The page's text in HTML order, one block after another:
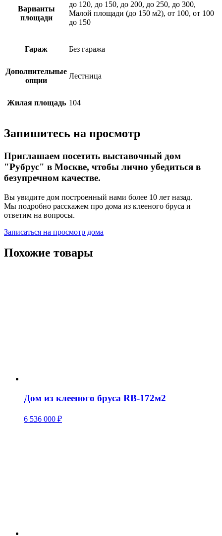
Варианты
площади
до 120, до 150, до 200, до 250, до 300,
Малой площади (до 150 м2), от 100, от 100
до 150
Гараж Без гаража
Дополнительные
опции
Лестница
Жилая площадь 104
Запишитесь на просмотр
Приглашаем посетить выставочный дом
"Рубрус" в Москве, чтобы лично убедиться в
безупречном качестве.
Вы увидите дом построенный нами более 10 лет назад.
Мы подробно расскажем про дома из клееного бруса и
ответим на вопросы.
Записаться на просмотр дома
Похожие товары
Дом из клееного бруса RB-172м2
6 536 000 ₽